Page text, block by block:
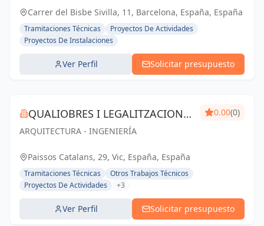
necesidades técnicas de nuestr@s clientes
conocimie...
Carrer del Bisbe Sivilla, 11, Barcelona, España, España
Tramitaciones Técnicas
Proyectos De Actividades
Proyectos De Instalaciones
Ver Perfil Solicitar presupuesto
QUALIOBRES I LEGALITZACIONS
SL
ARQUITECTURA - INGENIERÍA
0.00(0)
Paissos Catalans, 29, Vic, España, España
Tramitaciones Técnicas
Otros Trabajos Técnicos
Proyectos De Actividades
+3
Ver Perfil Solicitar presupuesto